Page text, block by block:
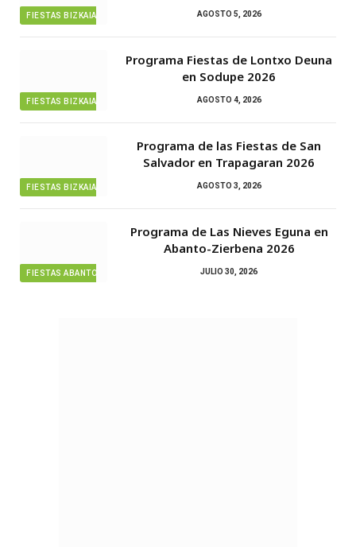
FIESTAS BIZKAIA AGOSTO 5, 2026
FIESTAS BIZKAIA
Programa Fiestas de Lontxo Deuna
en Sodupe 2026
AGOSTO 4, 2026
FIESTAS BIZKAIA
Programa de las Fiestas de San
Salvador en Trapagaran 2026
AGOSTO 3, 2026
FIESTAS ABANTO ZIERBENA
Programa de Las Nieves Eguna en
Abanto-Zierbena 2026
JULIO 30, 2026